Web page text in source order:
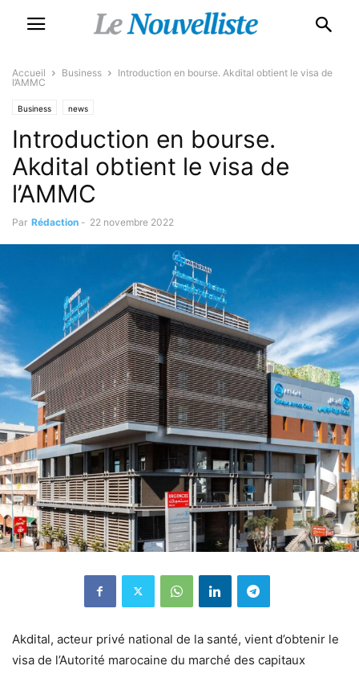
Accueil Business
Introduction en bourse. Akdital obtient le visa de
l’AMMC
Business news
Introduction en bourse.
Akdital obtient le visa de
l’AMMC
Par Rédaction - 22 novembre 2022
Akdital, acteur privé national de la santé, vient d’obtenir le
visa de l’Autorité marocaine du marché des capitaux